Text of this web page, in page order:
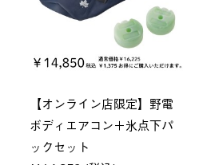
【オンライン店限定】野電
ボディエアコン＋氷点下パ
ックセット